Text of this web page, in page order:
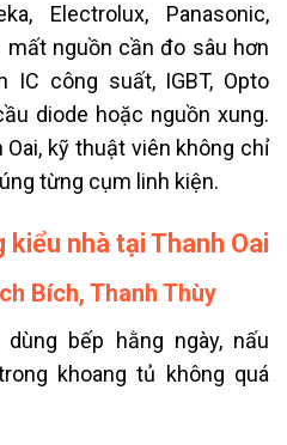
Electrolux, Panasonic,
mất nguồn cần đo sâu hơn
công suất, IGBT, Opto
diode hoặc nguồn xung.
kỹ thuật viên không chỉ
từng cụm linh kiện.
nhà tại Thanh Oai
Bích, Thanh Thùy
bếp hằng ngày, nấu
khoang tủ không quá